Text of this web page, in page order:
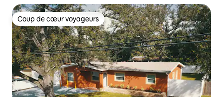
Coup de cœur voyageurs
Coup de cœur voyageurs